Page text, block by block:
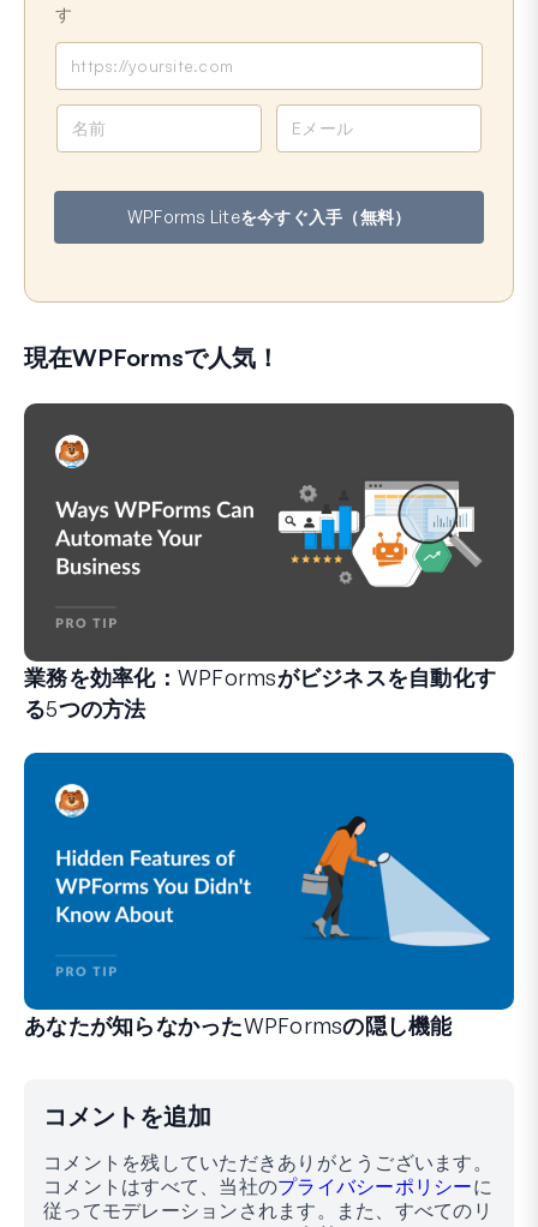
す
ア
ド
レ
WPForms Liteを今すぐ入手（無料）
現在WPFormsで人気！
業務を効率化：WPFormsがビジネスを自動化す
る5つの方法
あなたが知らなかったWPFormsの隠し機能
コメントを追加
コメントを残していただきありがとうございます。
コメントはすべて、当社のプライバシーポリシーに
従ってモデレーションされます。また、すべてのリ